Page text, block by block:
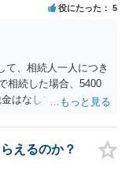
役にたった 5
て、相続人一人につき
相続した場合、5400
はなしです。 一人が
方が税金はお得です。
すべて相続と決める
、全員で相続した540
えるのか？